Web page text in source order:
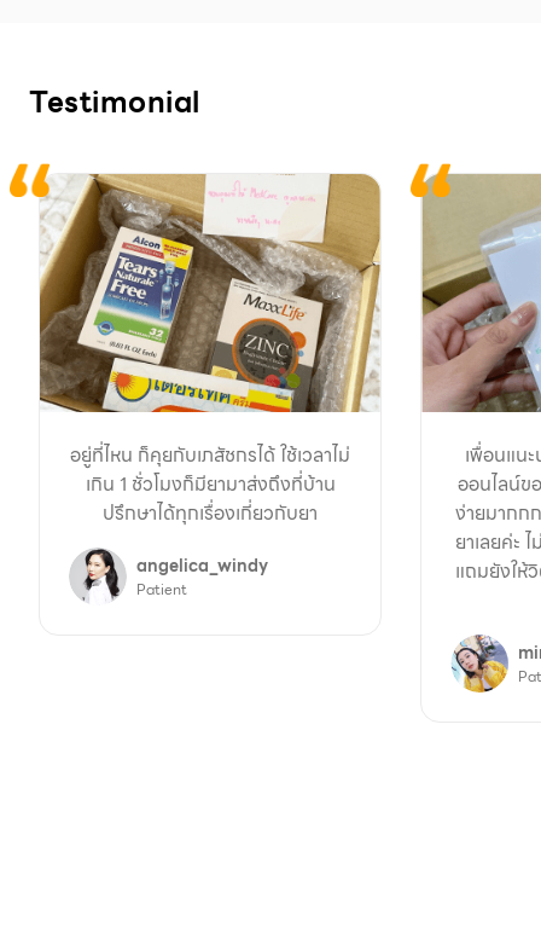
Testimonial
อยู่ที่ไหน ก็คุยกับเภสัชกรได้ ใช้เวลาไม่
เกิน 1 ชั่วโมงก็มียามาส่งถึงที่บ้าน
ปรึกษาได้ทุกเรื่องเกี่ยวกับยา
angelica_windy
Patient
เพื่อนแน
ออนไลน์ข
ง่ายมากก
ยาเลยค่ะ
แถมยังให้